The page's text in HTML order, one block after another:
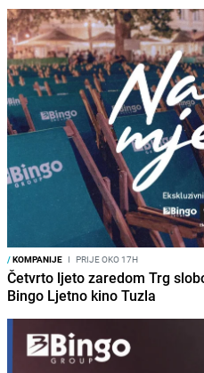
/KOMPANIJE I PRIJE OKO 17H
Četvrto ljeto zaredom Trg
Bingo Ljetno kino Tuzla